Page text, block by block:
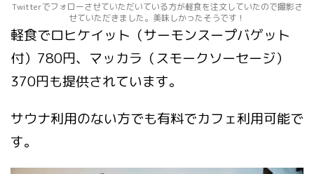
Twitterでフォローさせていただいている方が軽食を注文していたので撮影さ
せていただきました。美味しかったそうです！
軽食でロヒケイット（サーモンスープバゲット
付）780円、マッカラ（スモークソーセージ）
370円も提供されています。
サウナ利用のない方でも有料でカフェ利用可能で
す。